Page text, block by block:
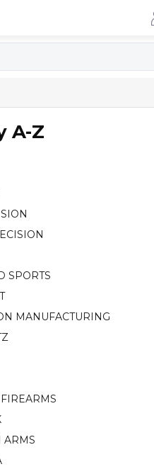
A-Z
SPORTS
MANUFACTURING
ARMS